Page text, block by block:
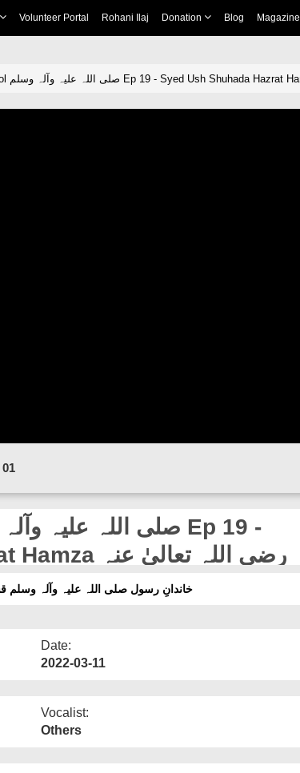
Volunteer Portal Rohani Ilaj Donation Blog Magazine
Syed Ush Shuhada Hazrat Hamza رضی اللہ تعالیٰ عنہ
خاندانِ رسول صلی اللہ علیہ وآلہ وسلم قسط 19 - سیدالشہداء حضرت حمزہ رضی اللہ
Date:
2022-03-11
Vocalist:
Others